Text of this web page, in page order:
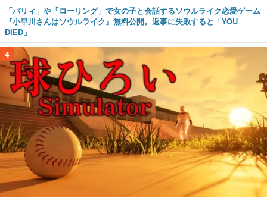
4
野球部の過酷な“補欠”を体験するゲーム『球ひろいSimulator』が「1
件」のウィッシュリストをもとにチェコ語に対応しSNSで話題に。『キン
グダム・カム』開発元やチェコのプロ野球選手から称賛の声